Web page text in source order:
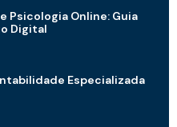
Psicologia Online: Guia
Digital
Especializada